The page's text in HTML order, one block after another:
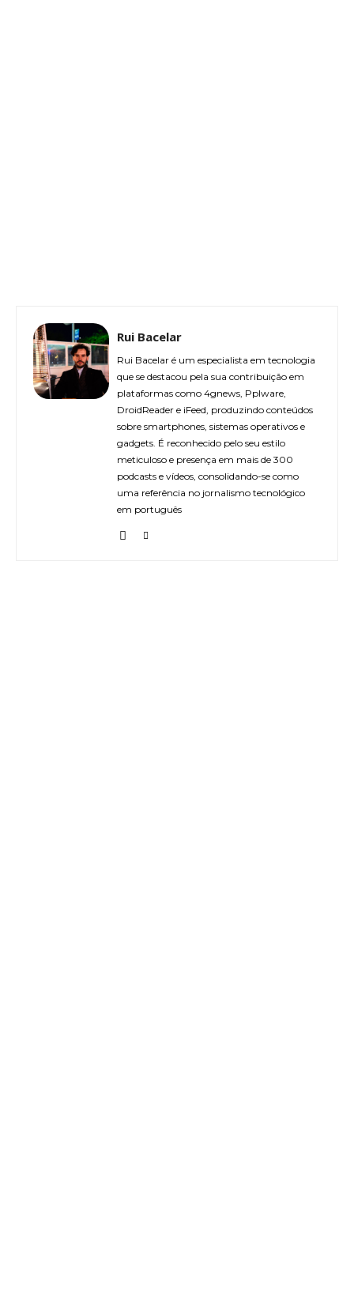
Rui Bacelar
Rui Bacelar é um especialista em tecnologia
que se destacou pela sua contribuição em
plataformas como 4gnews, Pplware,
DroidReader e iFeed, produzindo conteúdos
sobre smartphones, sistemas operativos e
gadgets. É reconhecido pelo seu estilo
meticuloso e presença em mais de 300
podcasts e vídeos, consolidando-se como
uma referência no jornalismo tecnológico
em português